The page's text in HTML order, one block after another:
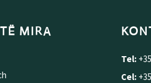
MIRA
Tel:
Cel: